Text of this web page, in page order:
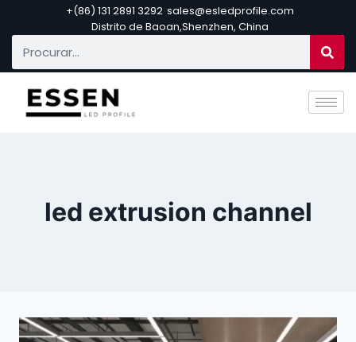
+(86) 131 2891 3292 sales@esledprofile.com
Distrito de Baoan,Shenzhen, China
led extrusion channel